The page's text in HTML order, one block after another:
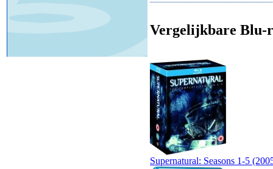
Vergelijkbare Blu-
Supernatural: Seasons 1-5